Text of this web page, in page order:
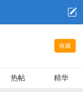
收藏
热帖 精华